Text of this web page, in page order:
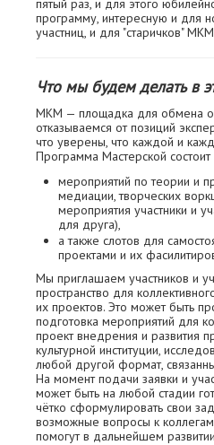
пятый раз, и для этого
программу, интересную и для
участниц, и для "старичков"
Что мы будем делать в
МКМ — площадка для обмена
отказываемся от позиций
что уверены, что каждой и
Программа Мастерской состоит
мероприятий по теории и
медиации, творческих
мероприятия участники и
для друга),
а также слотов для
проектами и их
Мы приглашаем участников и
пространство для
их проектов. Это может быть
подготовка мероприятий для
проект внедрения и развития
культурной институции,
любой другой формат,
На момент подачи заявки и
может быть на любой стадии
чётко сформулировать свои
возможные вопросы к
помогут в дальнейшем